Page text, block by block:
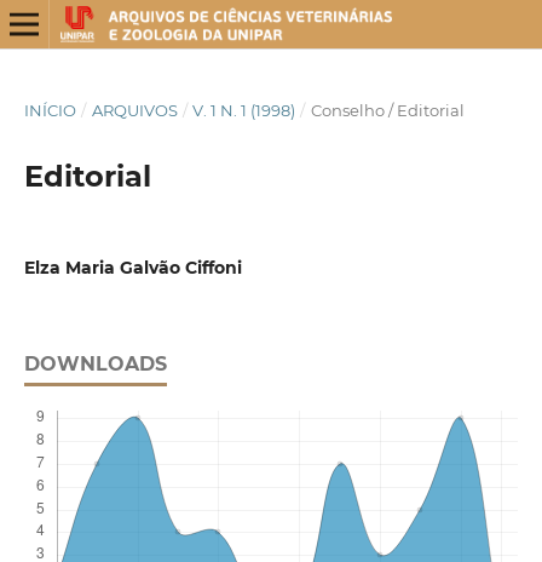
INÍCIO / ARQUIVOS / V. 1 N. 1 (1998) / Conselho / Editorial
Editorial
Elza Maria Galvão Ciffoni
DOWNLOADS